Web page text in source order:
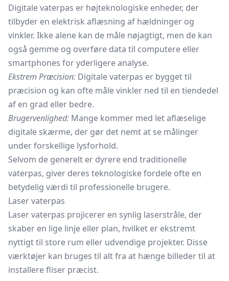
Digitale vaterpas er højteknologiske enheder, der
tilbyder en elektrisk aflæsning af hældninger og
vinkler. Ikke alene kan de måle nøjagtigt, men de kan
også gemme og overføre data til computere eller
smartphones for yderligere analyse.
Ekstrem Præcision: Digitale vaterpas er bygget til
præcision og kan ofte måle vinkler ned til en tiendedel
af en grad eller bedre.
Brugervenlighed: Mange kommer med let aflæselige
digitale skærme, der gør det nemt at se målinger
under forskellige lysforhold.
Selvom de generelt er dyrere end traditionelle
vaterpas, giver deres teknologiske fordele ofte en
betydelig værdi til professionelle brugere.
Laser vaterpas
Laser vaterpas projicerer en synlig laserstråle, der
skaber en lige linje eller plan, hvilket er ekstremt
nyttigt til store rum eller udvendige projekter. Disse
værktøjer kan bruges til alt fra at hænge billeder til at
installere fliser præcist.